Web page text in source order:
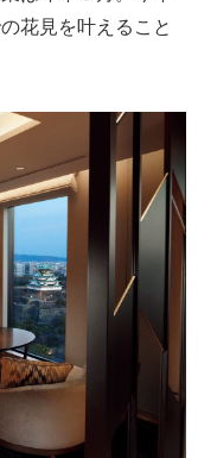
花見を叶えること